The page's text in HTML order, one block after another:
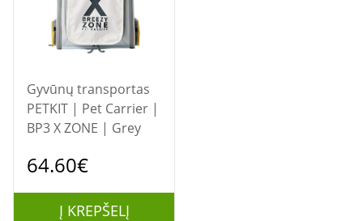
Gyvūnų transportas
PETKIT | Pet Carrier |
BP3 X ZONE | Grey
64.60€
Į KREPŠELĮ